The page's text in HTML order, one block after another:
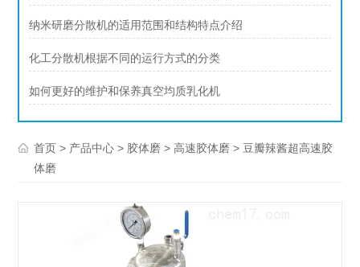
纳米研磨分散机的适用范围和结构特点介绍
化工分散机根据不同的运行方式的分类
如何更好的维护和保养真空均质乳化机
首页 > 产品中心 > 胶体磨 >高速胶体磨 > 豆瓣辣酱超高速胶
体磨